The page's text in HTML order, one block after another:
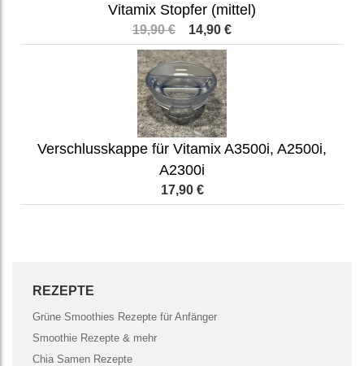
Vitamix Stopfer (mittel)
19,90 € 14,90 €
Verschlusskappe für Vitamix A3500i, A2500i,
A2300i
17,90 €
REZEPTE
Grüne Smoothies Rezepte für Anfänger
Smoothie Rezepte & mehr
Chia Samen Rezepte